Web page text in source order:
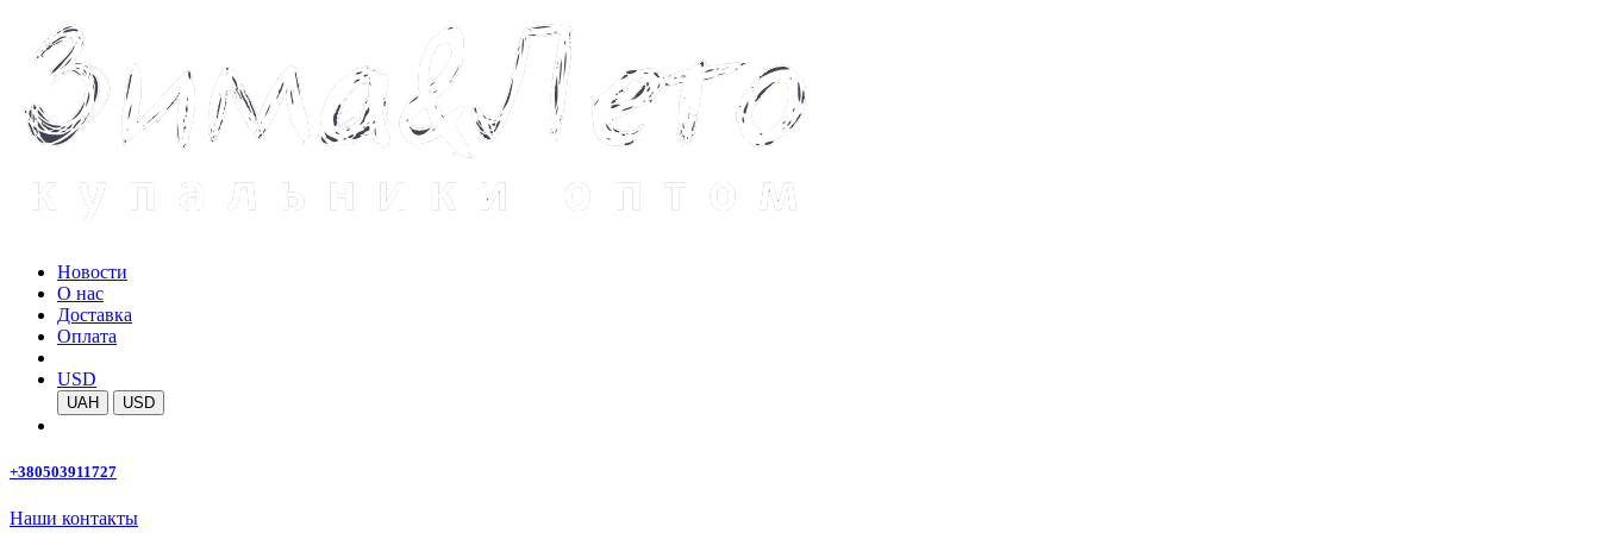
Новости
О нас
Доставка
Оплата
USD
UAH USD
+380503911727
Наши контакты